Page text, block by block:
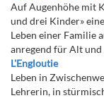
Auf Augenhöhe mit
und drei Kinder»
Leben einer Familie
anregend für Alt und
L'Engloutie
Leben in
Lehrerin, in